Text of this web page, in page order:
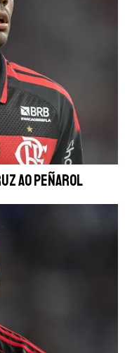
ao Peñarol